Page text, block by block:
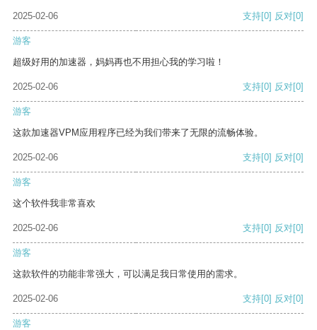
2025-02-06
支持[0] 反对[0]
游客
超级好用的加速器，妈妈再也不用担心我的学习啦！
2025-02-06 支持[0] 反对[0]
游客
这款加速器VPM应用程序已经为我们带来了无限的流畅体验。
2025-02-06 支持[0] 反对[0]
游客
这个软件我非常喜欢
2025-02-06 支持[0] 反对[0]
游客
这款软件的功能非常强大，可以满足我日常使用的需求。
2025-02-06 支持[0] 反对[0]
游客